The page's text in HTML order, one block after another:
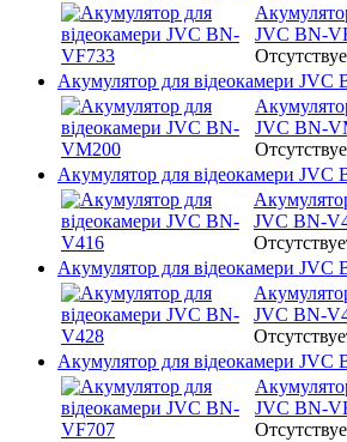
JVC BN-
Акумулятор для відеокамери JVC
JVC BN-
Акумулятор для відеокамери JVC
JVC BN-
Акумулятор для відеокамери JVC
JVC BN-
Акумулятор для відеокамери JVC
JVC BN-